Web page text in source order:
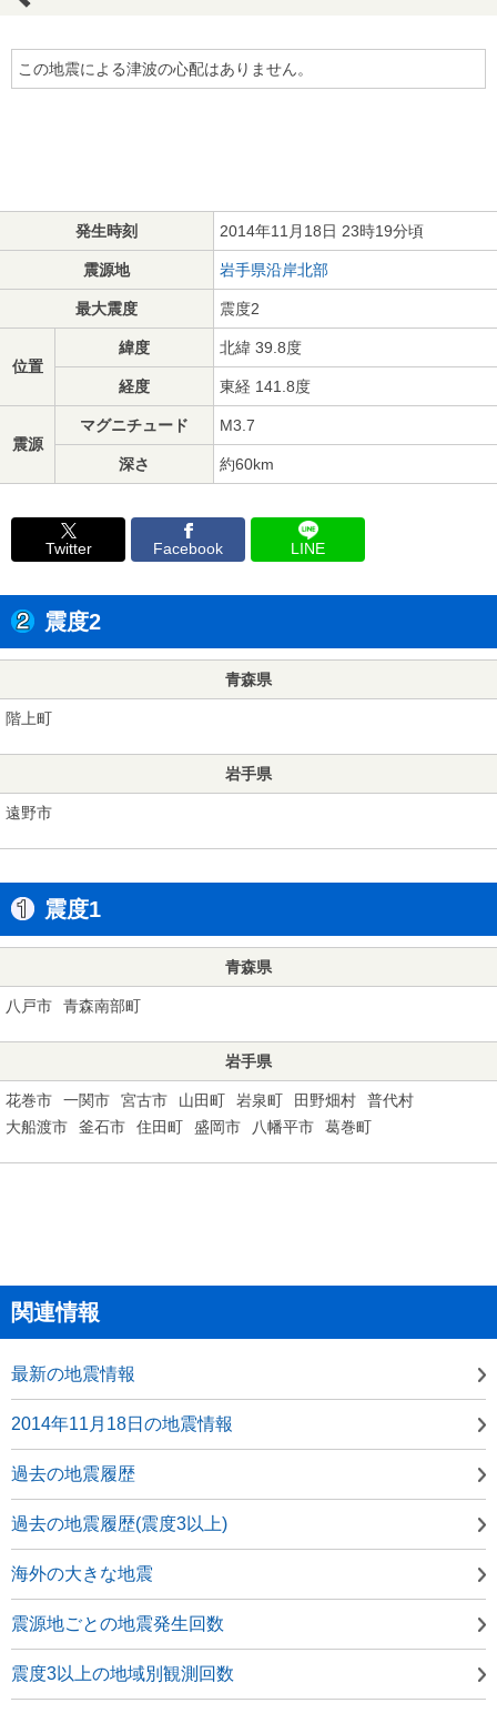
この地震による津波の心配はありません。
発生時刻 2014年11月18日 23時19分頃
震源地 岩手県沿岸北部
最大震度 震度2
位置
緯度 北緯 39.8度
経度 東経 141.8度
震源
マグニチュード M3.7
深さ 約60km
Twitter Facebook LINE
震度2
青森県
階上町
岩手県
遠野市
震度1
青森県
八戸市 青森南部町
岩手県
花巻市 一関市 宮古市 山田町 岩泉町 田野畑村
普代村
大船渡市
釜石市 住田町 盛岡市 八幡平市 葛巻町
関連情報
最新の地震情報
2014年11月18日の地震情報
過去の地震履歴
過去の地震履歴(震度3以上)
海外の大きな地震
震源地ごとの地震発生回数
震度3以上の地域別観測回数